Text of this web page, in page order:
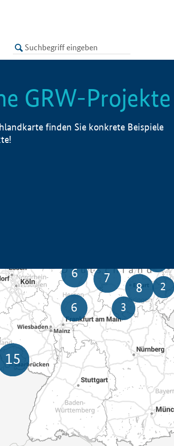
LISTE
GRW-Projekte
finden Sie konkrete Beispiele